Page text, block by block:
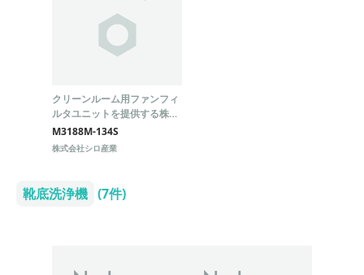
クリーンルーム用ファンフィ
ルタユニットを提供する株式
会社シロ産業の製品概要。
M3188M-134S
株式会社シロ産業
靴底洗浄機 (7件)